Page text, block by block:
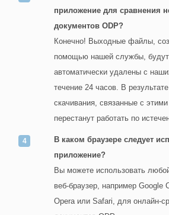
приложение для сравнения
документов ODP?
Конечно! Выходные файлы,
помощью нашей службы, будут
автоматически удалены с
течение 24 часов. В
скачивания, связанные с
перестанут работать по
В каком браузере следует
приложение?
Вы можете использовать
веб-браузер, например Google
Opera или Safari, для онлайн-